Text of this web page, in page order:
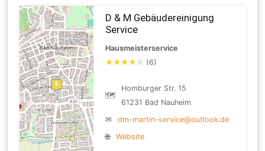
D & M Gebäudereinigung
Service
Hausmeisterservice
★★★★ ☆ (6)
🗺
Homburger Str. 15
61231 Bad Nauheim
✉
dm-martin-service@outlook.de
🌐
Website